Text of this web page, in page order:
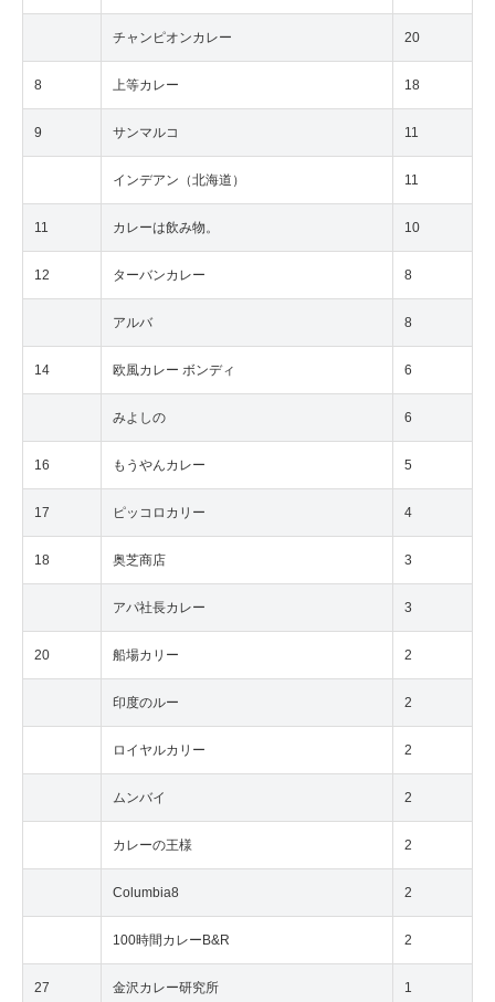
チャンピオンカレー 20
8 上等カレー 18
9 サンマルコ 11
インデアン（北海道） 11
11 カレーは飲み物。 10
12 ターバンカレー 8
アルバ 8
14 欧風カレー ボンディ 6
みよしの 6
16 もうやんカレー 5
17 ピッコロカリー 4
18 奥芝商店 3
アパ社長カレー 3
20 船場カリー 2
印度のルー 2
ロイヤルカリー 2
ムンバイ 2
カレーの王様 2
Columbia8 2
100時間カレーB&R 2
27 金沢カレー研究所 1